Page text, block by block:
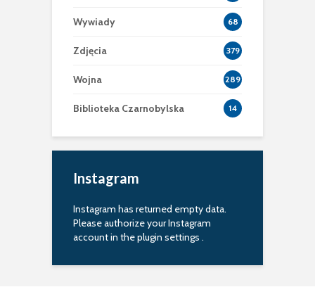
Wywiady 68
Zdjęcia 379
Wojna 289
Biblioteka Czarnobylska 14
Instagram
Instagram has returned empty data.
Please authorize your Instagram
account in theplugin settings .